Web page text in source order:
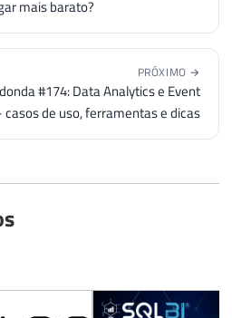
mais barato?
PRÓXIMO →
#174: Data Analytics e Event
de uso, ferramentas e dicas